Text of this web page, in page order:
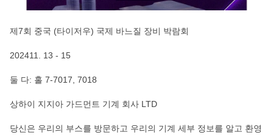
제7회 중국 (타이저우) 국제 바느질 장비 박람회
202411. 13 - 15
둘 다: 홀 7-7017, 7018
상하이 지지아 가드먼트 기계 회사 LTD
당신은 우리의 부스를 방문하고 우리의 기계 세부 정보를 알고 환영